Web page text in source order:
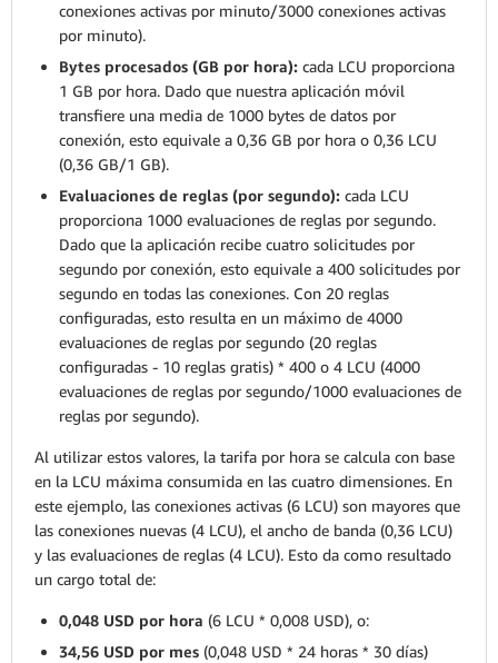
conexiones activas por minuto/3000 conexiones activas
por minuto).
Bytes procesados (GB por hora): cada LCU proporciona
1 GB por hora. Dado que nuestra aplicación móvil
transfiere una media de 1000 bytes de datos por
conexión, esto equivale a 0,36 GB por hora o 0,36 LCU
(0,36 GB/1 GB).
Evaluaciones de reglas (por segundo): cada LCU
proporciona 1000 evaluaciones de reglas por segundo.
Dado que la aplicación recibe cuatro solicitudes por
segundo por conexión, esto equivale a 400 solicitudes por
segundo en todas las conexiones. Con 20 reglas
configuradas, esto resulta en un máximo de 4000
evaluaciones de reglas por segundo (20 reglas
configuradas - 10 reglas gratis) * 400 o 4 LCU (4000
evaluaciones de reglas por segundo/1000 evaluaciones de
reglas por segundo).
Al utilizar estos valores, la tarifa por hora se calcula con base
en la LCU máxima consumida en las cuatro dimensiones. En
este ejemplo, las conexiones activas (6 LCU) son mayores que
las conexiones nuevas (4 LCU), el ancho de banda (0,36 LCU)
y las evaluaciones de reglas (4 LCU). Esto da como resultado
un cargo total de:
0,048 USD por hora (6 LCU * 0,008 USD), o:
34,56 USD por mes (0,048 USD * 24 horas * 30 días)